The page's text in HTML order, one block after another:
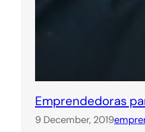
Emprendedoras
9 December, 2019